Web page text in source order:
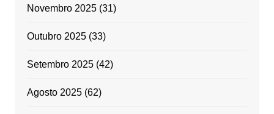
Novembro 2025(31)
Outubro 2025(33)
Setembro 2025(42)
Agosto 2025(62)